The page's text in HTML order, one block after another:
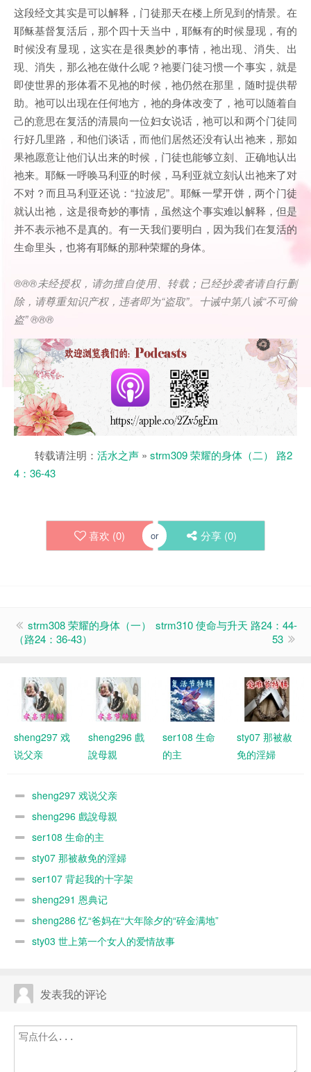
这段经文其实是可以解释，门徒那天在楼上所见到的情景。在
耶稣基督复活后，那个四十天当中，耶稣有的时候显现，有的
时候没有显现，这实在是很奥妙的事情，祂出现、消失、出
现、消失，那么祂在做什么呢？祂要门徒习惯一个事实，就是
即使世界的形体看不见祂的时候，祂仍然在那里，随时提供帮
助。祂可以出现在任何地方，祂的身体改变了，祂可以随着自
己的意思在复活的清晨向一位妇女说话，祂可以和两个门徒同
行好几里路，和他们谈话，而他们居然还没有认出祂来，那如
果祂愿意让他们认出来的时候，门徒也能够立刻、正确地认出
祂来。耶稣一呼唤马利亚的时候，马利亚就立刻认出祂来了对
不对？而且马利亚还说：“拉波尼”。耶稣一擘开饼，两个门徒
就认出祂，这是很奇妙的事情，虽然这个事实难以解释，但是
并不表示祂不是真的。有一天我们要明白，因为我们在复活的
生命里头，也将有耶稣的那种荣耀的身体。
®®®未经授权，请勿擅自使用、转载；已经抄袭者请自行删
除，请尊重知识产权，违者即为“盗取”。十诫中第八诫“不可偷
盗” ®®®
转载请注明： 活水之声 » strm309 荣耀的身体（二） 路2
4：36-43
喜欢 (0) or 分享 (0)
strm308 荣耀的身体（一）
（路24：36-43）
strm310 使命与升天 路24：44-
53
sheng297 戏
说父亲
sheng296 戲
說母親
ser108 生命
的主
sty07 那被赦
免的淫婦
sheng297 戏说父亲
sheng296 戲說母親
ser108 生命的主
sty07 那被赦免的淫婦
ser107 背起我的十字架
sheng291 恩典记
sheng286 忆“爸妈在“大年除夕的“碎金满地”
sty03 世上第一个女人的爱情故事
发表我的评论